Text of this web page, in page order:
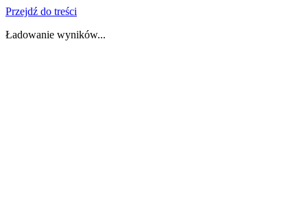
Przejdź do treści
Ładowanie wyników...